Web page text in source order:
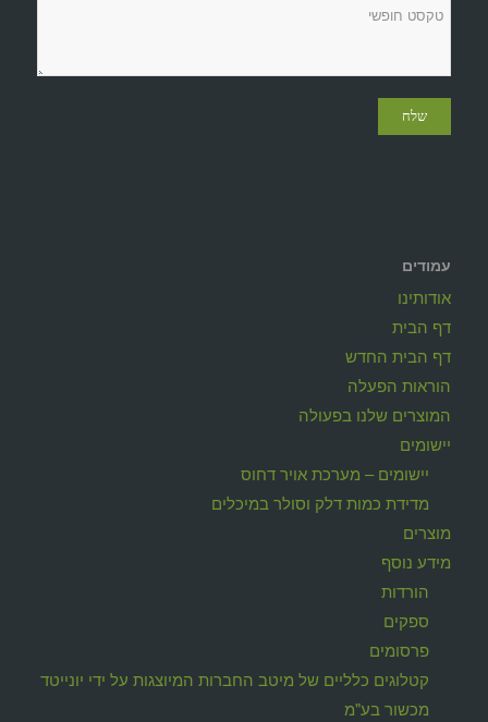
עמודים
אודותינו
דף הבית
דף הבית החדש
הוראות הפעלה
המוצרים שלנו בפעולה
יישומים
יישומים – מערכת אויר דחוס
מדידת כמות דלק וסולר במיכלים
מוצרים
מידע נוסף
הורדות
ספקים
פרסומים
קטלוגים כלליים של מיטב החברות המיוצגות על ידי יונייטד
מכשור בע"מ